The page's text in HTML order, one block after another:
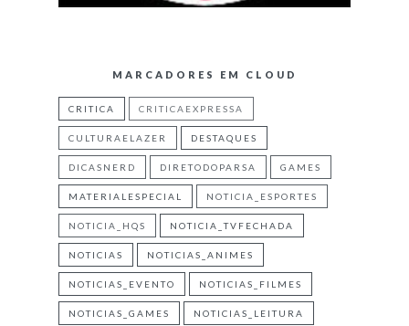
MARCADORES EM CLOUD
CRITICA CRITICAEXPRESSA
CULTURAELAZER DESTAQUES
DICASNERD DIRETODOPARSA GAMES
MATERIALESPECIAL NOTICIA_ESPORTES
NOTICIA_HQS NOTICIA_TVFECHADA
NOTICIAS NOTICIAS_ANIMES
NOTICIAS_EVENTO NOTICIAS_FILMES
NOTICIAS_GAMES NOTICIAS_LEITURA